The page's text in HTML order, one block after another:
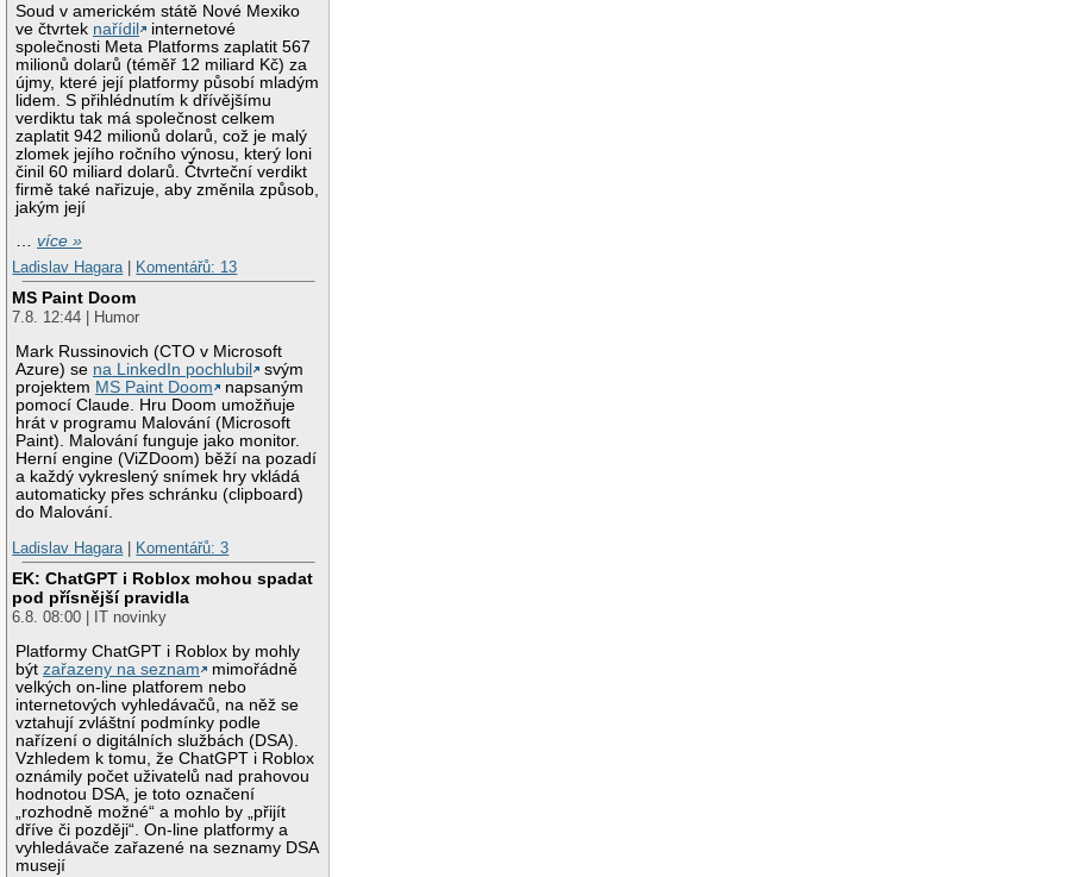
Soud v americkém státě Nové Mexiko
ve čtvrtek nařídil
internetové
společnosti Meta Platforms zaplatit 567
milionů dolarů (téměř 12 miliard Kč) za
újmy, které její platformy působí mladým
lidem. S přihlédnutím k dřívějšímu
verdiktu tak má společnost celkem
zaplatit 942 milionů dolarů, což je malý
zlomek jejího ročního výnosu, který loni
činil 60 miliard dolarů. Čtvrteční verdikt
firmě také nařizuje, aby změnila způsob,
jakým její
…více »
Ladislav Hagara
Komentářů: 13
MS Paint Doom
7.8. 12:44 | Humor
Mark Russinovich (CTO v Microsoft
Azure) se na LinkedIn pochlubil
svým
projektem MS Paint Doom
napsaným
pomocí Claude. Hru Doom umožňuje
hrát v programu Malování (Microsoft
Paint). Malování funguje jako monitor.
Herní engine (ViZDoom) běží na pozadí
a každý vykreslený snímek hry vkládá
automaticky přes schránku (clipboard)
do Malování.
Ladislav Hagara
Komentářů: 3
EK: ChatGPT i Roblox mohou spadat
pod přísnější pravidla
6.8. 08:00 | IT novinky
Platformy ChatGPT i Roblox by mohly
býtzařazeny na seznam
mimořádně
velkých on-line platforem nebo
internetových vyhledávačů, na něž se
vztahují zvláštní podmínky podle
nařízení o digitálních službách (DSA).
Vzhledem k tomu, že ChatGPT i Roblox
oznámily počet uživatelů nad prahovou
hodnotou DSA, je toto označení
„rozhodně možné“ a mohlo by „přijít
dříve či později“. On-line platformy a
vyhledávače zařazené na seznamy DSA
musejí